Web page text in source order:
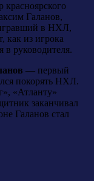
красноярского
Галанов,
в НХЛ,
как из игрока
в руководителя.
— первый
покорять НХЛ.
«Атланту»
заканчивал
Галанов стал